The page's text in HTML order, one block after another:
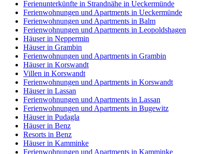
Ferienunterkünfte in Strandnähe in Ueckermünde
Ferienwohnungen und Apartments in Ueckermünde
Ferienwohnungen und Apartments in Balm
Ferienwohnungen und Apartments in Leopoldshagen
Häuser in Neppermin
Häuser in Grambin
Ferienwohnungen und Apartments in Grambin
Häuser in Korswandt
Villen in Korswandt
Ferienwohnungen und Apartments in Korswandt
Häuser in Lassan
Ferienwohnungen und Apartments in Lassan
Ferienwohnungen und Apartments in Bugewitz
Häuser in Pudagla
Häuser in Benz
Resorts in Benz
Häuser in Kamminke
Ferienwohnungen und Apartments in Kamminke